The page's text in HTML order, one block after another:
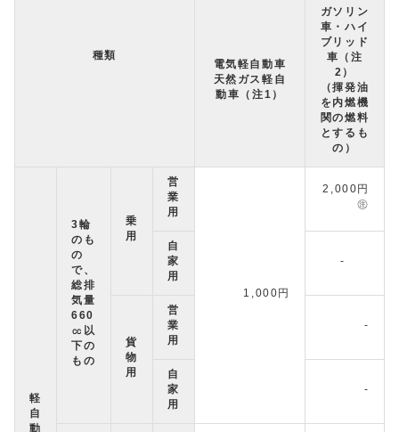
種類
電気軽自動車
天然ガス軽自
動車（注1）
ガソリン
車・ハイ
ブリッド
車（注
2）
（揮発油
を内燃機
関の燃料
とするも
の）
軽
自
動
3輪
のも
の
で、
総排
気量
660
㏄以
下の
もの
乗
用
営
業
用
1,000円
2,000円
㊟
自
家
用
-
貨
物
用
営
業
用
-
自
家
用
-